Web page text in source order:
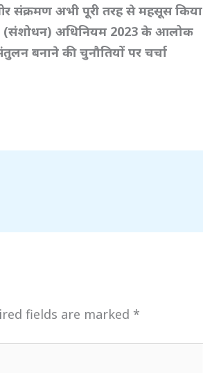
संक्रमण अभी पूरी तरह से महसूस किया
(संशोधन) अधिनियम 2023के आलोक
बनाने की चुनौतियों पर चर्चा
fields are marked *